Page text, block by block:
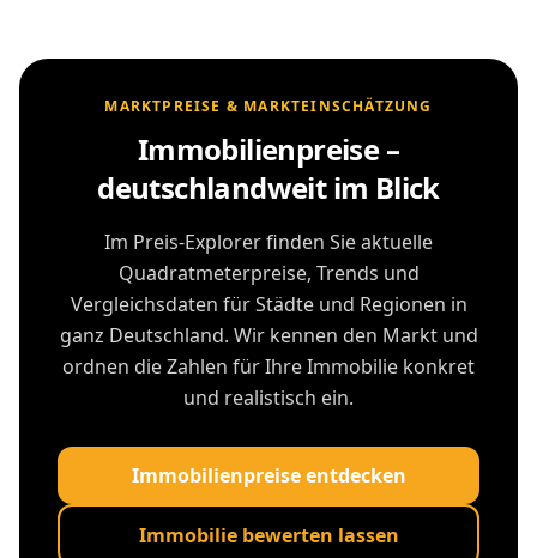
MARKTPREISE & MARKTEINSCHÄTZUNG
Immobilienpreise –
deutschlandweit im Blick
Im Preis-Explorer finden Sie aktuelle
Quadratmeterpreise, Trends und
Vergleichsdaten für Städte und Regionen in
ganz Deutschland. Wir kennen den Markt und
ordnen die Zahlen für Ihre Immobilie konkret
und realistisch ein.
Immobilienpreise entdecken
Immobilie bewerten lassen